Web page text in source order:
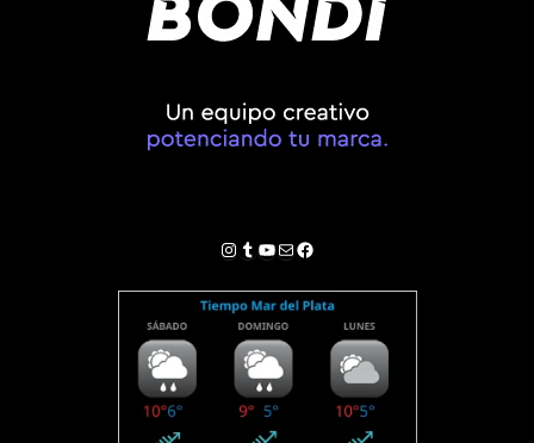
Instagram
Tumblr
YouTube
Correo electrónico
Facebook